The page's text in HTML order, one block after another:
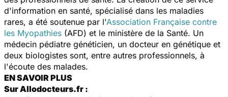
d'information en santé, spécialisé dans les maladies
rares, a été soutenue par l'Association Française contre
les Myopathies (AFD) et le ministère de la Santé. Un
médecin pédiatre généticien, un docteur en génétique et
deux biologistes sont, entre autres professionnels, à
l'écoute des malades.
EN SAVOIR PLUS
Sur Allodocteurs.fr :